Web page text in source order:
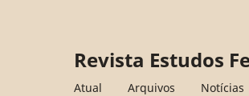
Revista Estudos
Atual Arquivos Notícias